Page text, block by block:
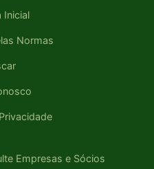
Inicial
Normas
Empresas e Sócios